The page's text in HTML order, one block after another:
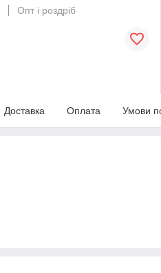
Опт і роздріб
Доставка Оплата Умови